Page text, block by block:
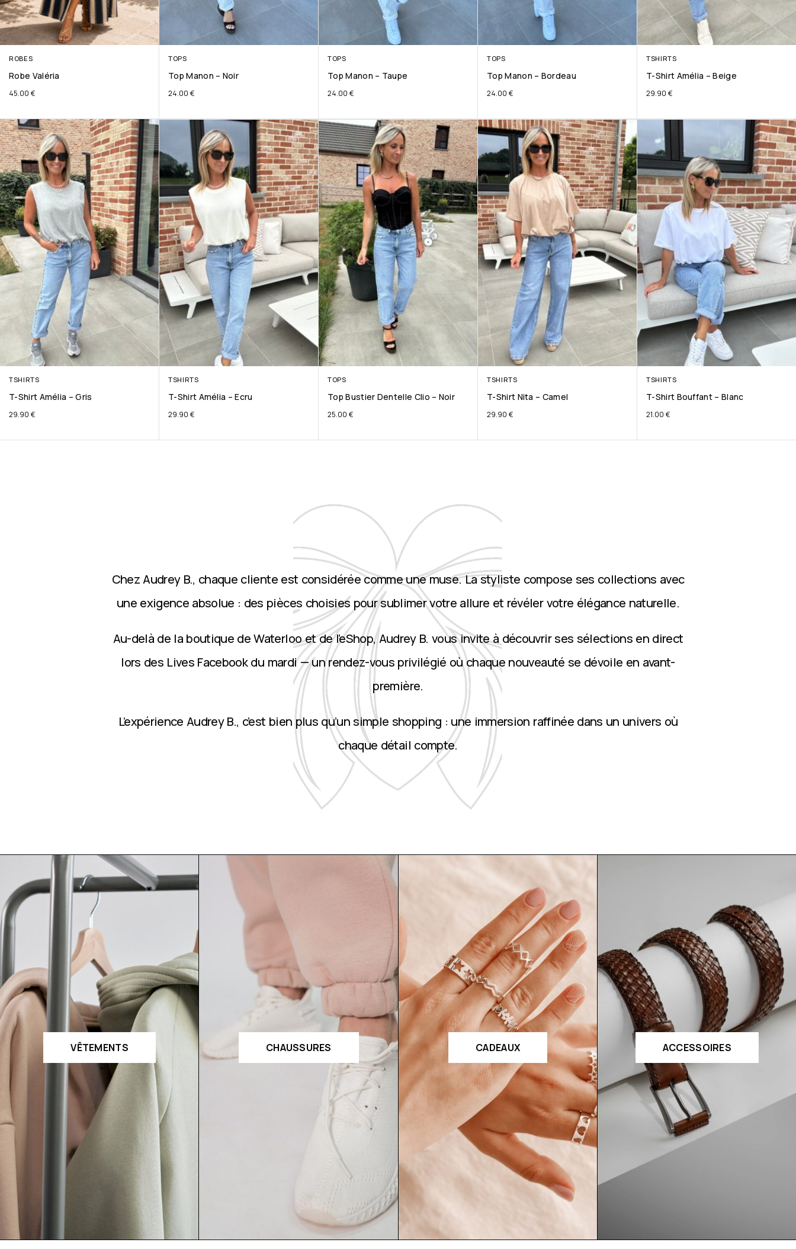
ROBES
Robe Valéria
45.00 €
TOPS
Top Manon – Noir
24.00 €
TOPS
Top Manon – Taupe
24.00 €
TOPS
Top Manon – Bordeau
24.00 €
TSHIRTS
T-Shirt Amélia – Beige
29.90 €
TSHIRTS
T-Shirt Amélia – Gris
29.90 €
TSHIRTS
T-Shirt Amélia – Ecru
29.90 €
TOPS
Top Bustier Dentelle Clio – Noir
25.00 €
TSHIRTS
T-Shirt Nita – Camel
29.90 €
TSHIRTS
T-Shirt Bouffant – Blanc
21.00 €
Chez Audrey B., chaque cliente est considérée comme une muse. La styliste compose ses collections avec
une exigence absolue : des pièces choisies pour sublimer votre allure et révéler votre élégance naturelle.
Au-delà de la boutique de Waterloo et de l’eShop, Audrey B. vous invite à découvrir ses sélections en direct
lors des Lives Facebook du mardi — un rendez-vous privilégié où chaque nouveauté se dévoile en avant-
première.
L’expérience Audrey B., c’est bien plus qu’un simple shopping : une immersion raffinée dans un univers où
chaque détail compte.
VÊTEMENTS CHAUSSURES CADEAUX ACCESSOIRES